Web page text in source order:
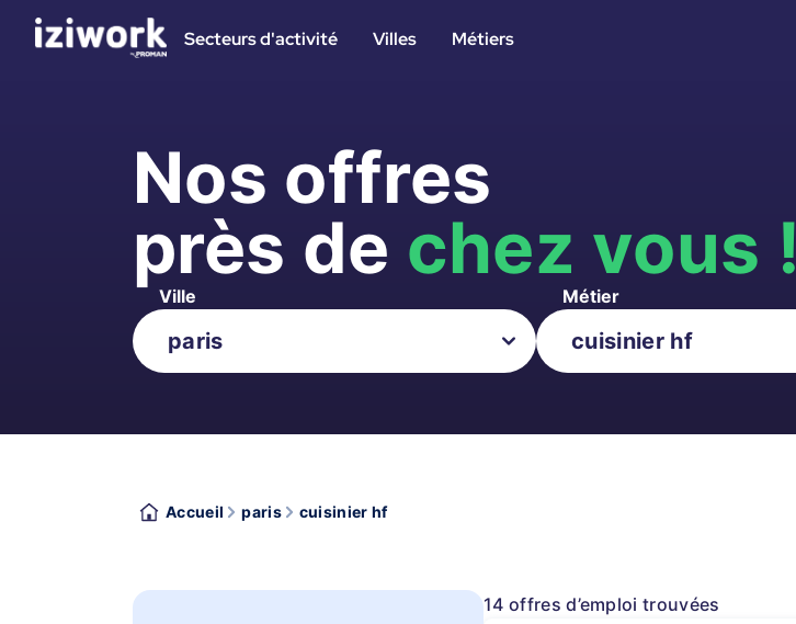
Secteurs d'activité Villes Métiers
Nos offres
près de chez vous !
Ville Métier
Accueil paris cuisinier hf
14 offres d’emploi trouvées